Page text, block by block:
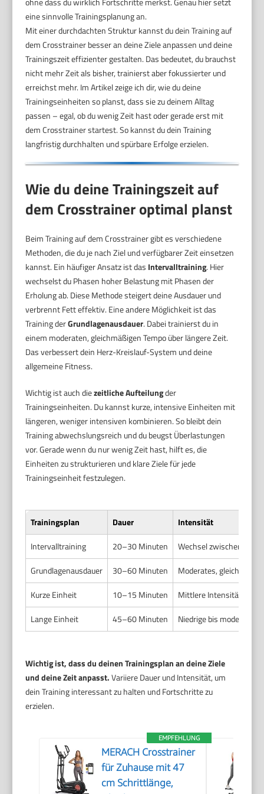
eine sinnvolle Trainingsplanung an.
Mit einer durchdachten Struktur kannst du dein Training auf
dem Crosstrainer besser an deine Ziele anpassen und deine
Trainingszeit effizienter gestalten. Das bedeutet, du brauchst
nicht mehr Zeit als bisher, trainierst aber fokussierter und
erreichst mehr. Im Artikel zeige ich dir, wie du deine
Trainingseinheiten so planst, dass sie zu deinem Alltag
passen – egal, ob du wenig Zeit hast oder gerade erst mit
dem Crosstrainer startest. So kannst du dein Training
langfristig durchhalten und spürbare Erfolge erzielen.
Wie du deine Trainingszeit auf
dem Crosstrainer optimal planst
Beim Training auf dem Crosstrainer gibt es verschiedene
Methoden, die du je nach Ziel und verfügbarer Zeit einsetzen
kannst. Ein häufiger Ansatz ist das Intervalltraining. Hier
wechselst du Phasen hoher Belastung mit Phasen der
Erholung ab. Diese Methode steigert deine Ausdauer und
verbrennt Fett effektiv. Eine andere Möglichkeit ist das
Training derGrundlagenausdauer. Dabei trainierst du in
einem moderaten, gleichmäßigen Tempo über längere Zeit.
Das verbessert dein Herz-Kreislauf-System und deine
allgemeine Fitness.
Wichtig ist auch diezeitliche Aufteilungder
Trainingseinheiten. Du kannst kurze, intensive Einheiten mit
längeren, weniger intensiven kombinieren. So bleibt dein
Training abwechslungsreich und du beugst Überlastungen
vor. Gerade wenn du nur wenig Zeit hast, hilft es, die
Einheiten zu strukturieren und klare Ziele für jede
Trainingseinheit festzulegen.
Trainingsplan Dauer
Intensität
Intervalltraining
20–30 Minuten
Wechsel zwischen hoch
Grundlagenausdauer
30–60 Minuten
Moderates,
Kurze Einheit
10–15 Minuten
Mittlere Intensität
Lange Einheit
45–60 Minuten Niedrige bis moderate
Wichtig ist, dass du deinen Trainingsplan an deine Ziele
und deine Zeit anpasst.Variiere Dauer und Intensität, um
dein Training interessant zu halten und Fortschritte zu
erzielen.
EMPFEHLUNG
MERACH Crosstrainer
für Zuhause mit 47
cm Schrittlänge,